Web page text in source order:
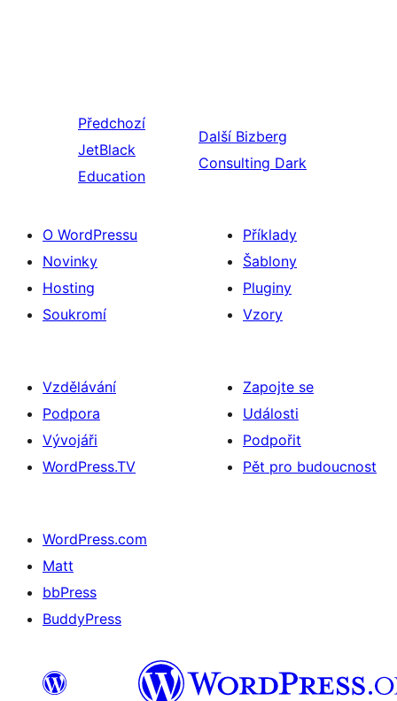
Předchozí
JetBlack
Education
Další Bizberg
Consulting Dark
O WordPressu
Novinky
Hosting
Soukromí
Příklady
Šablony
Pluginy
Vzory
Vzdělávání
Podpora
Vývojáři
WordPress.TV
Zapojte se
Události
Podpořit
Pět pro budoucnost
WordPress.com
Matt
bbPress
BuddyPress